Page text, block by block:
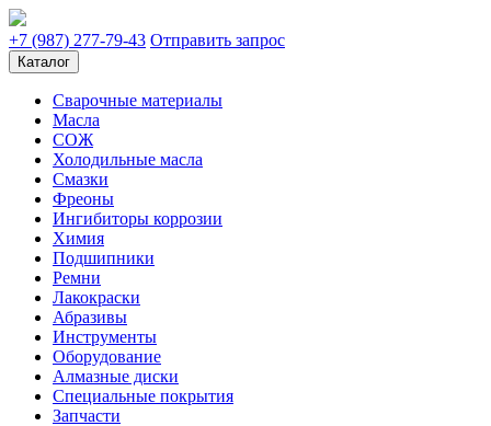
+7 (987) 277-79-43 Отправить запрос
Каталог
Сварочные материалы
Масла
СОЖ
Холодильные масла
Смазки
Фреоны
Ингибиторы коррозии
Химия
Подшипники
Ремни
Лакокраски
Абразивы
Инструменты
Оборудование
Алмазные диски
Специальные покрытия
Запчасти